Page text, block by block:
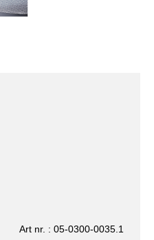
Art nr. : 05-0300-0035.1